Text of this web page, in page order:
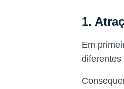
1.
Em
diferentes